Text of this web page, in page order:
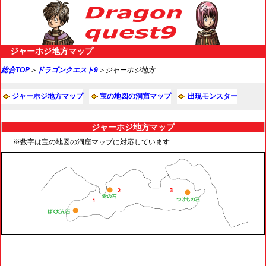
ジャーホジ地方マップ
総合TOP ＞ ドラゴンクエスト9 ＞ジャーホジ地方
ジャーホジ地方マップ 宝の地図の洞窟マップ 出現モンスター
ジャーホジ地方マップ
※数字は宝の地図の洞窟マップに対応しています